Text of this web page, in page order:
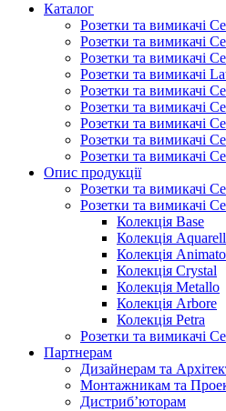
Каталог
Розетки та вимикачі
Розетки та вимикачі
Розетки та вимикачі
Розетки та вимикачі
Розетки та вимикачі
Розетки та вимикачі
Розетки та вимикачі
Розетки та вимикачі
Розетки та вимикачі
Опис продукції
Розетки та вимикачі
Розетки та вимикачі
Колекція Base
Колекція
Колекція Animato
Колекція Crystal
Колекція Metallo
Колекція Arbore
Колекція Petra
Розетки та вимикачі
Партнерам
Дизайнерам та
Монтажникам та
Дистриб’юторам